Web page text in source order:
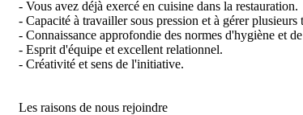
- Vous avez déjà exercé en cuisine dans la restauration.
- Capacité à travailler sous pression et à gérer plusieurs
- Connaissance approfondie des normes d'hygiène et
- Esprit d'équipe et excellent relationnel.
- Créativité et sens de l'initiative.
Les raisons de nous rejoindre